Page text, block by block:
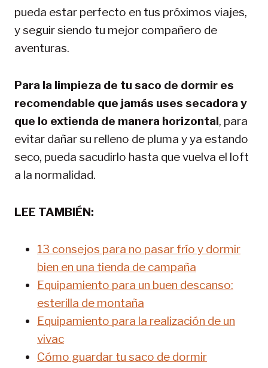
pueda estar perfecto en tus próximos viajes,
y seguir siendo tu mejor compañero de
aventuras.
Para la limpieza de tu saco de dormir es
recomendable que jamás uses secadora y
que lo extienda de manera horizontal, para
evitar dañar su relleno de pluma y ya estando
seco, pueda sacudirlo hasta que vuelva el loft
a la normalidad.
LEE TAMBIÉN:
13 consejos para no pasar frío y dormir
bien en una tienda de campaña
Equipamiento para un buen descanso:
esterilla de montaña
Equipamiento para la realización de un
vivac
Cómo guardar tu saco de dormir